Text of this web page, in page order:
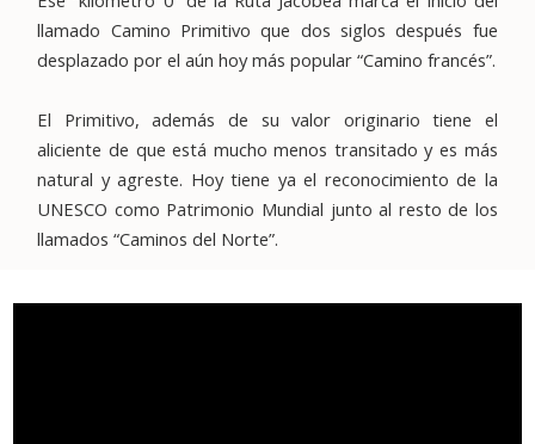
llamado Camino Primitivo que dos siglos después fue
desplazado por el aún hoy más popular “Camino francés”.
El Primitivo, además de su valor originario tiene el
aliciente de que está muchomenos transitado y es más
natural y agreste. Hoy tiene ya el reconocimiento de la
UNESCO como Patrimonio Mundial junto al resto de los
llamados “Caminos del Norte”.